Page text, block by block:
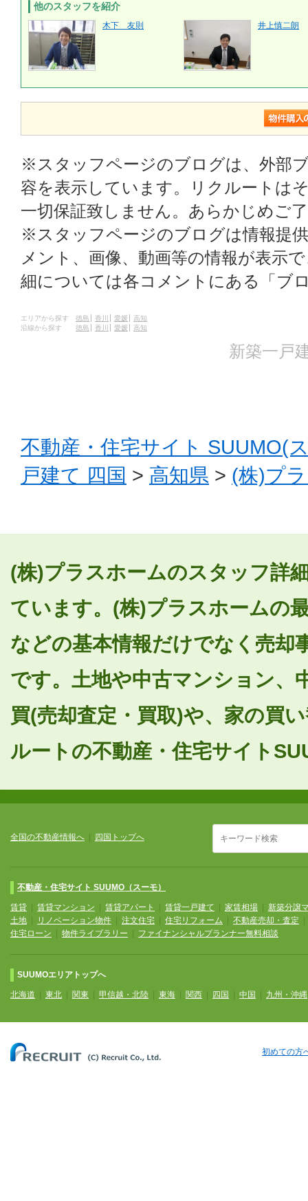
他のスタッフを紹介
木下 友則 井上慎二朗
※スタッフページのブログは、外部
容を表示しています。リクルートは
一切保証致しません。あらかじめご
※スタッフページのブログは情報提
メント、画像、動画等の情報が表示
細については各コメントにある「ブ
エリアから探す 徳島 香川 愛媛
高知
沿線から探す
徳島 香川 愛媛 高知
新築一戸
不動産・住宅サイト SUUMO(
戸建て 四国 > 高知県 > (株)プ
(株)プラスホームのスタッフ詳
ています。(株)プラスホームの
などの基本情報だけでなく売却
です。土地や中古マンション、
買(売却査定・買取)や、家の買
ルートの不動産・住宅サイト
全国の不動産情報へ 四国トップへ
不動産・住宅サイト SUUMO（スーモ）
賃貸 賃貸マンション 賃貸アパート 賃貸一戸建て 家賃相場
新築分譲
土地
リノベーション物件 注文住宅 住宅リフォーム 不動産売却・査定
住宅ローン
物件ライブラリー ファイナンシャルプランナー無料相談
SUUMOエリアトップへ
北海道 東北 関東 甲信越・北陸 東海 関西 四国 中国 九州・沖縄
初めての方